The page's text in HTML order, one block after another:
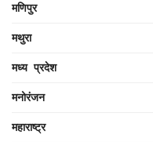
मणिपुर
मथुरा
मध्य प्रदेश
मनोरंजन
महाराष्ट्र